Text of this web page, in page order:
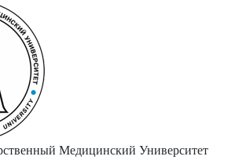
Медицинский Университет